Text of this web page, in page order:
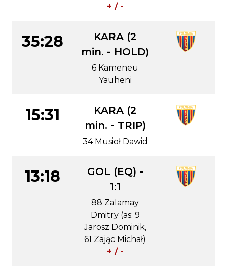
+ / -
35:28
KARA (2
min. - HOLD)
6 Kameneu
Yauheni
15:31
KARA (2
min. - TRIP)
34 Musioł Dawid
13:18
GOL (EQ) -
1:1
88 Zalamay
Dmitry (as: 9
Jarosz Dominik,
61 Zając Michał)
+ / -